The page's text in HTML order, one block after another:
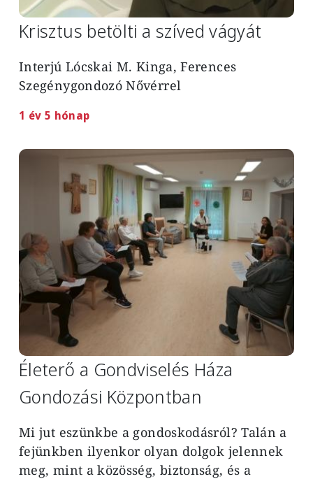
Krisztus betölti a szíved vágyát
Interjú Lócskai M. Kinga, Ferences
Szegénygondozó Nővérrel
1 év 5 hónap
Image
Életerő a Gondviselés Háza
Gondozási Központban
Mi jut eszünkbe a gondoskodásról? Talán a
fejünkben ilyenkor olyan dolgok jelennek
meg, mint a közösség, biztonság, és a